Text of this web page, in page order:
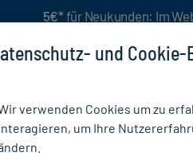
5€* für Neukunden: Im
und Cookie-
verwenden Cookies um zu
um Ihre